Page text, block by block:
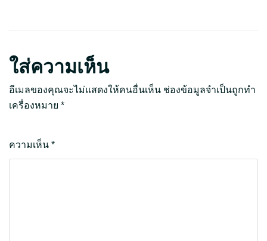
ใส่ความเห็น
อีเมลของคุณจะไม่แสดงให้คนอื่นเห็น ช่องข้อมูลจำเป็นถูกทำ
เครื่องหมาย *
ความเห็น *